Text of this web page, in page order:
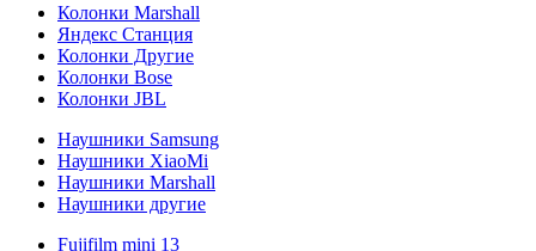
Колонки Marshall
Яндекс Станция
Колонки Другие
Колонки Bose
Колонки JBL
Наушники Samsung
Наушники XiaoMi
Наушники Marshall
Наушники другие
Fujifilm mini 13